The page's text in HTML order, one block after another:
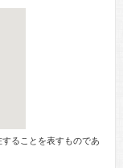
ることを表すものであ